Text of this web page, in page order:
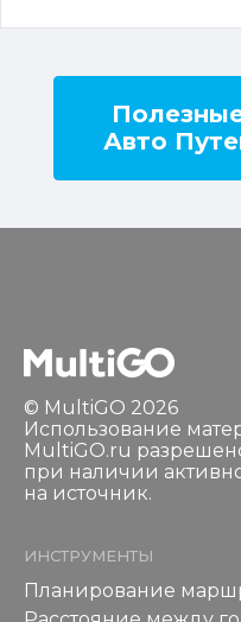
Авто
© MultiGO 2026
Использование
MultiGO.ru
при наличии
на источник.
ИНСТРУМЕНТЫ
Планирование